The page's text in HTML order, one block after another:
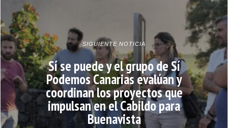
SIGUIENTE NOTICIA
Sí se puede y el grupo de Sí
Podemos Canarias evalúan y
coordinan los proyectos que
impulsan en el Cabildo para
Buenavista